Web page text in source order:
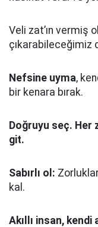
Veli zat’ın vermiş
çıkarabileceğimiz
Nefsine uyma,
bir kenara bırak.
Doğruyu seç. Her
git.
Sabırlı ol:
kal.
Akıllı insan, kendi